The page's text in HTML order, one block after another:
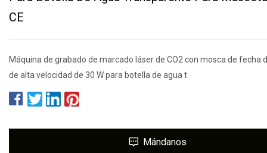
CE
Máquina de grabado de marcado láser de CO2 con mosca de fecha
de alta velocidad de 30 W para botella de agua t
Mándanos